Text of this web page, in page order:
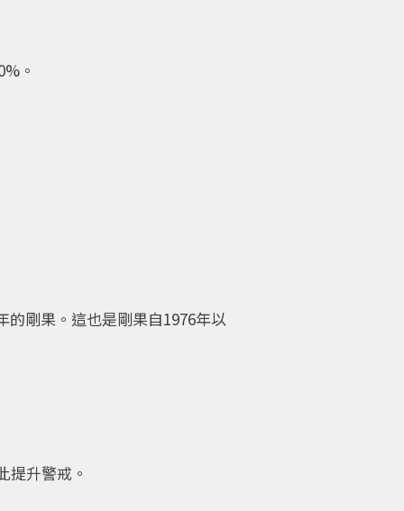
。
的剛果。這也是剛果自1976年以
提升警戒。